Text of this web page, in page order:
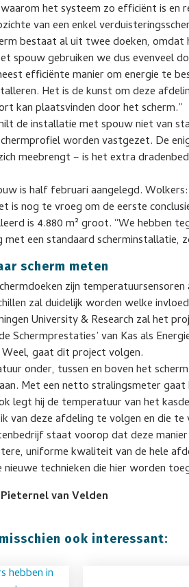
het systeem zo efficiënt is en
van een enkel
bestaat al uit twee doeken,
spouw gebruiken we dus evenveel
efficiënte manier om energie te
Het is de kunst om deze
kan plaatsvinden door het scherm.”
de installatie met spouw niet van
worden vastgezet. De
meebrengt – is het extra
is half februari aangelegd.
is nog te vroeg om de eerste
is 4.880 m² groot. “We hebben
een standaard scherminstallatie,
scherm meten
zijn
zal duidelijk worden welke
University & Research zal het
Schermprestaties’ van Kas als
gaat dit project volgen.
onder, tussen en boven het
Met een netto stralingsmeter
legt hij de temperatuur van het
van deze afdeling te volgen en die
staat voorop dat deze
uniforme kwaliteit van de hele
nieuwe technieken die hier worden
van Velden
ook interessant: